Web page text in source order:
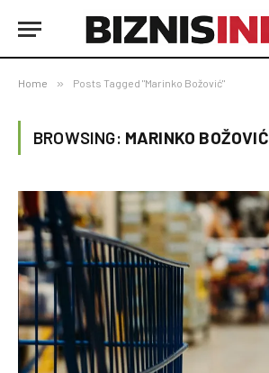
Home » Posts Tagged "Marinko Božović"
BROWSING: MARINKO BOŽOVIĆ